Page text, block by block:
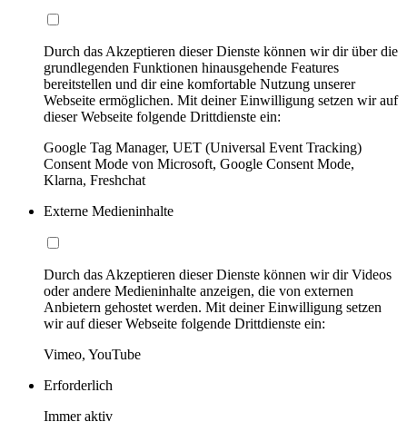
Durch das Akzeptieren dieser Dienste können wir dir über die
grundlegenden Funktionen hinausgehende Features
bereitstellen und dir eine komfortable Nutzung unserer
Webseite ermöglichen. Mit deiner Einwilligung setzen wir auf
dieser Webseite folgende Drittdienste ein:
Google Tag Manager, UET (Universal Event Tracking)
Consent Mode von Microsoft, Google Consent Mode,
Klarna, Freshchat
Externe Medieninhalte
Durch das Akzeptieren dieser Dienste können wir dir Videos
oder andere Medieninhalte anzeigen, die von externen
Anbietern gehostet werden. Mit deiner Einwilligung setzen
wir auf dieser Webseite folgende Drittdienste ein:
Vimeo, YouTube
Erforderlich
Immer aktiv